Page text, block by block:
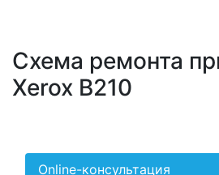
Схема ремонта
Xerox B210
Online-консультация